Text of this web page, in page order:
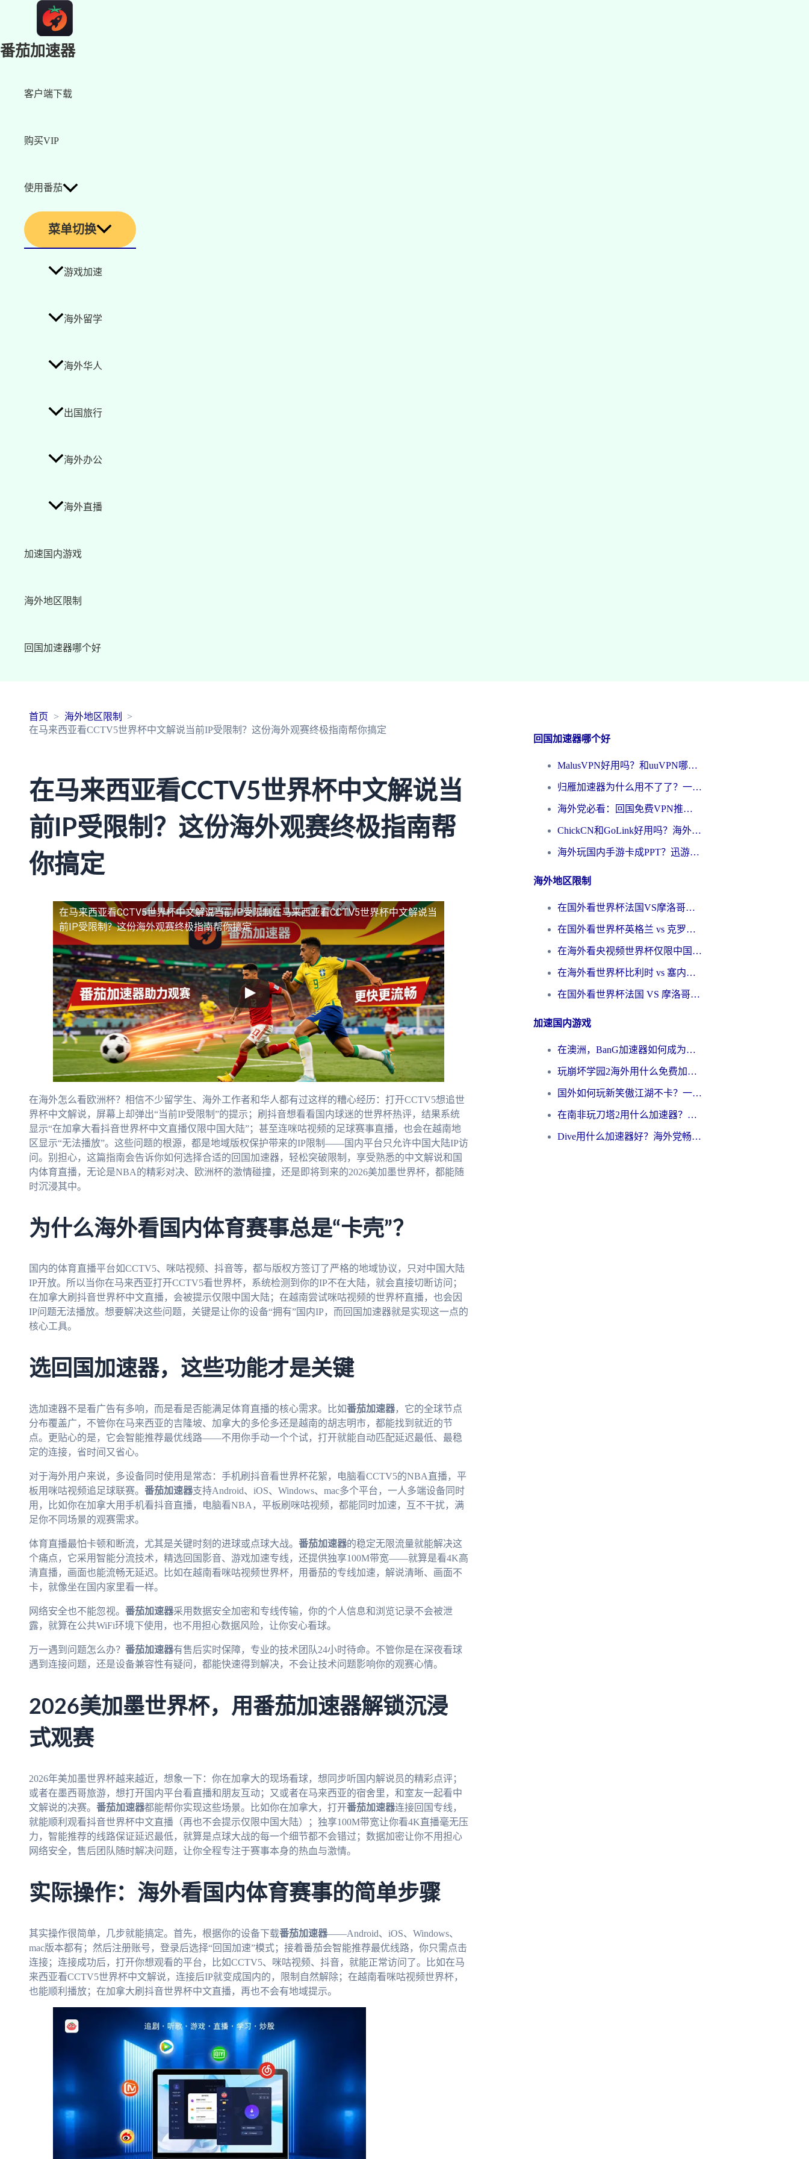
番茄加速器
客户端下载
购买VIP
使用番茄
菜单切换
游戏加速
海外留学
海外华人
出国旅行
海外办公
海外直播
加速国内游戏
海外地区限制
回国加速器哪个好
首页
海外地区限制
在马来西亚看CCTV5世界杯中文解说当前IP受限制？这份海外观赛终极指南帮你搞定
在马来西亚看CCTV5世界杯中文解说当
前IP受限制？这份海外观赛终极指南帮
你搞定
在马来西亚看CCTV5世界杯中文解说当前IP受限制在马来西亚看CCTV5世界杯中文解说当
前IP受限制？这份海外观赛终极指南帮你搞定
在海外怎么看欧洲杯？相信不少留学生、海外工作者和华人都有过这样的糟心经历：打开CCTV5想追世
界杯中文解说，屏幕上却弹出“当前IP受限制”的提示；刷抖音想看看国内球迷的世界杯热评，结果系统
显示“在加拿大看抖音世界杯中文直播仅限中国大陆”；甚至连咪咕视频的足球赛事直播，也会在越南地
区显示“无法播放”。这些问题的根源，都是地域版权保护带来的IP限制——国内平台只允许中国大陆IP访
问。别担心，这篇指南会告诉你如何选择合适的回国加速器，轻松突破限制，享受熟悉的中文解说和国
内体育直播，无论是NBA的精彩对决、欧洲杯的激情碰撞，还是即将到来的2026美加墨世界杯，都能随
时沉浸其中。
为什么海外看国内体育赛事总是“卡壳”？
国内的体育直播平台如CCTV5、咪咕视频、抖音等，都与版权方签订了严格的地域协议，只对中国大陆
IP开放。所以当你在马来西亚打开CCTV5看世界杯，系统检测到你的IP不在大陆，就会直接切断访问；
在加拿大刷抖音世界杯中文直播，会被提示仅限中国大陆；在越南尝试咪咕视频的世界杯直播，也会因
IP问题无法播放。想要解决这些问题，关键是让你的设备“拥有”国内IP，而回国加速器就是实现这一点的
核心工具。
选回国加速器，这些功能才是关键
选加速器不是看广告有多响，而是看是否能满足体育直播的核心需求。比如番茄加速器，它的全球节点
分布覆盖广，不管你在马来西亚的吉隆坡、加拿大的多伦多还是越南的胡志明市，都能找到就近的节
点。更贴心的是，它会智能推荐最优线路——不用你手动一个个试，打开就能自动匹配延迟最低、最稳
定的连接，省时间又省心。
对于海外用户来说，多设备同时使用是常态：手机刷抖音看世界杯花絮，电脑看CCTV5的NBA直播，平
板用咪咕视频追足球联赛。 番茄加速器支持Android、iOS、Windows、mac多个平台，一人多端设备同时
用，比如你在加拿大用手机看抖音直播，电脑看NBA，平板刷咪咕视频，都能同时加速，互不干扰，满
足你不同场景的观赛需求。
体育直播最怕卡顿和断流，尤其是关键时刻的进球或点球大战。 番茄加速器的稳定无限流量就能解决这
个痛点，它采用智能分流技术，精选回国影音、游戏加速专线，还提供独享100M带宽——就算是看4K高
清直播，画面也能流畅无延迟。比如在越南看咪咕视频世界杯，用番茄的专线加速，解说清晰、画面不
卡，就像坐在国内家里看一样。
网络安全也不能忽视。 番茄加速器采用数据安全加密和专线传输，你的个人信息和浏览记录不会被泄
露，就算在公共WiFi环境下使用，也不用担心数据风险，让你安心看球。
万一遇到问题怎么办？ 番茄加速器有售后实时保障，专业的技术团队24小时待命。不管你是在深夜看球
遇到连接问题，还是设备兼容性有疑问，都能快速得到解决，不会让技术问题影响你的观赛心情。
2026美加墨世界杯，用番茄加速器解锁沉浸
式观赛
2026年美加墨世界杯越来越近，想象一下：你在加拿大的现场看球，想同步听国内解说员的精彩点评；
或者在墨西哥旅游，想打开国内平台看直播和朋友互动；又或者在马来西亚的宿舍里，和室友一起看中
文解说的决赛。 番茄加速器都能帮你实现这些场景。比如你在加拿大，打开番茄加速器连接回国专线，
就能顺利观看抖音世界杯中文直播（再也不会提示仅限中国大陆）；独享100M带宽让你看4K直播毫无压
力，智能推荐的线路保证延迟最低，就算是点球大战的每一个细节都不会错过；数据加密让你不用担心
网络安全，售后团队随时解决问题，让你全程专注于赛事本身的热血与激情。
实际操作：海外看国内体育赛事的简单步骤
其实操作很简单，几步就能搞定。首先，根据你的设备下载番茄加速器——Android、iOS、Windows、
mac版本都有；然后注册账号，登录后选择“回国加速”模式；接着番茄会智能推荐最优线路，你只需点击
连接；连接成功后，打开你想观看的平台，比如CCTV5、咪咕视频、抖音，就能正常访问了。比如在马
来西亚看CCTV5世界杯中文解说，连接后IP就变成国内的，限制自然解除；在越南看咪咕视频世界杯，
也能顺利播放；在加拿大刷抖音世界杯中文直播，再也不会有地域提示。
回国加速器哪个好
MalusVPN好用吗？和uuVPN哪个好？海外党无缝访问国内资源的真实对比与选择指南
归雁加速器为什么用不了了？一位海外游子的真实困惑与技术解答
海外党必看：回国免费VPN推荐？别踩坑！教你选对加速器无缝刷国内资源
ChickCN和GoLink好用吗？海外党如何选对回国加速器
海外玩国内手游卡成PPT？迅游和奇游手游哪个好？一篇讲透回国加速器怎么选
海外地区限制
在国外看世界杯法国VS摩洛哥地区限制？这篇指南让你流畅看中文解说无压力
在国外看世界杯英格兰 vs 克罗地亚当前地区不可播放？这篇指南帮你搞定所有海外观赛难题
在海外看央视频世界杯仅限中国大陆？这篇指南帮你解锁中文解说+无卡顿直播
在海外看世界杯比利时 vs 塞内加尔仅限中国大陆？我找到了最流畅的中文解说之路
在国外看世界杯法国 VS 摩洛哥仅限中国大陆？海外党这样看中文解说赛事不卡顿
加速国内游戏
在澳洲，BanG加速器如何成为你国服游戏的“时光机”？
玩崩坏学园2海外用什么免费加速器好？2026海外党亲测国服游戏加速指南
国外如何玩新笑傲江湖不卡？一份给海外游子的终极网络指南
在南非玩刀塔2用什么加速器？一份给海外游子的终极生存指南
Dive用什么加速器好？海外党畅玩国服游戏的终极避坑指南